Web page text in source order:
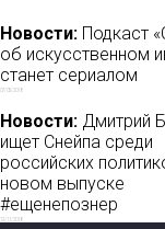
Новости: Подкаст
об искусственном
станет сериалом
07/05/2018
Новости: Дмитрий
ищет Снейпа среди
российских
новом выпуске
#ещенепознер
12/11/2018